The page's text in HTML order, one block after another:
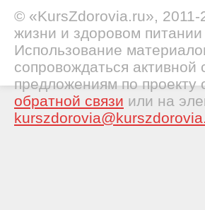
© «KursZdorovia.ru»,
жизни и здоровом питании
Использование
сопровождаться
предложениям по
обратной связи или на